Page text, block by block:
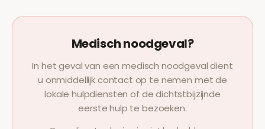
Medisch noodgeval?
In het geval van een medisch noodgeval dient
u onmiddellijk contact op te nemen met de
lokale hulpdiensten of de dichtstbijzijnde
eerste hulp te bezoeken.